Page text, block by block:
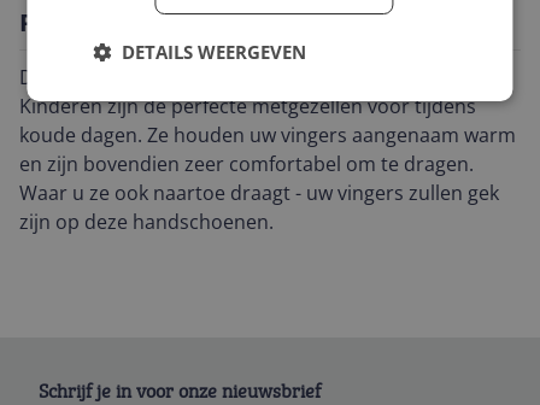
Productomschrijving
Deze handschoenen van het merk Reusch voor
Kinderen zijn de perfecte metgezellen voor tijdens
koude dagen. Ze houden uw vingers aangenaam warm
en zijn bovendien zeer comfortabel om te dragen.
Waar u ze ook naartoe draagt - uw vingers zullen gek
zijn op deze handschoenen.
Schrijf je in voor onze nieuwsbrief
DETAILS WEERGEVEN